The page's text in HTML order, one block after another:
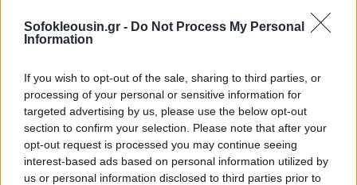
Sofokleousin.gr - Do Not Process My Personal
Information
If you wish to opt-out of the sale, sharing to third parties, or
processing of your personal or sensitive information for
targeted advertising by us, please use the below opt-out
section to confirm your selection. Please note that after your
opt-out request is processed you may continue seeing
interest-based ads based on personal information utilized by
us or personal information disclosed to third parties prior to